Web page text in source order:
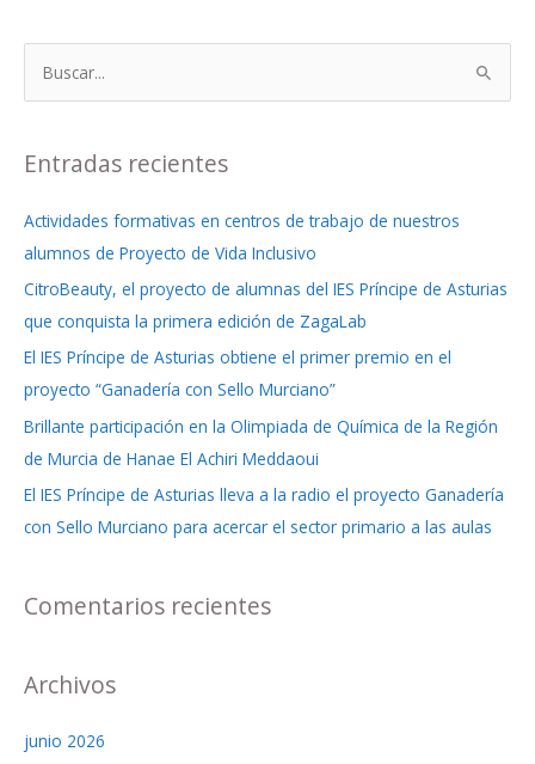
u
c
o
r
:
Entradas recientes
Actividades formativas en centros de trabajo de nuestros
alumnos de Proyecto de Vida Inclusivo
CitroBeauty, el proyecto de alumnas del IES Príncipe de Asturias
que conquista la primera edición de ZagaLab
El IES Príncipe de Asturias obtiene el primer premio en el
proyecto “Ganadería con Sello Murciano”
Brillante participación en la Olimpiada de Química de la Región
de Murcia de Hanae El Achiri Meddaoui
El IES Príncipe de Asturias lleva a la radio el proyecto Ganadería
con Sello Murciano para acercar el sector primario a las aulas
Comentarios recientes
Archivos
junio 2026